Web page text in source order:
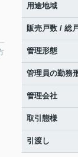
用途地域
販売戸数 / 総
管理形態
管理員の勤務
管理会社
取引態様
引渡し